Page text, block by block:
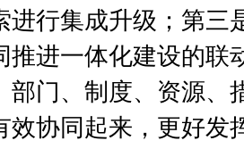
进行集成升级；第三
推进一体化建设的联
部门、制度、资源、
效协同起来，更好发